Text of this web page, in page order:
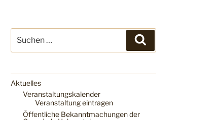
nach:
Aktuelles
Veranstaltungskalender
Veranstaltung eintragen
Öffentliche Bekanntmachungen der